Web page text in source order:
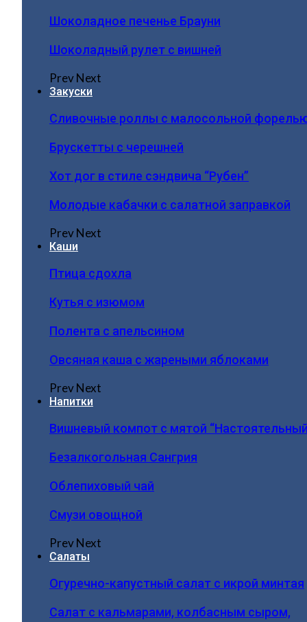
Шоколадное печенье Брауни
Шоколадный рулет с вишней
PrevNext
Закуски
Сливочные роллы с малосольной
Брускетты с черешней
Хот дог в стиле сэндвича “Рубен”
Молодые кабачки с салатной заправкой
PrevNext
Каши
Птица сдохла
Кутья с изюмом
Полента с апельсином
Овсяная каша с жареными яблоками
PrevNext
Напитки
Вишневый компот с мятой
Безалкогольная Сангрия
Облепиховый чай
Смузи овощной
PrevNext
Салаты
Огуречно-капустный салат с икрой минтая
Салат с кальмарами, колбасным сыром,